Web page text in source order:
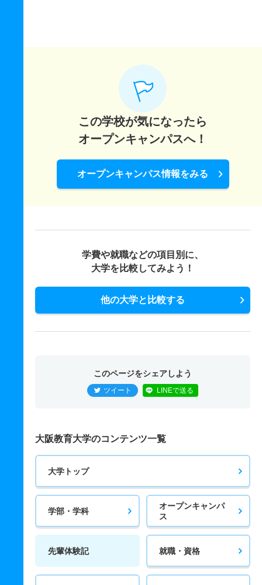
この学校が気になったら
オープンキャンパスへ！
オープンキャンパス情報をみる
学費や就職などの項目別に、
大学を比較してみよう！
他の大学と比較する
このページをシェアしよう
ツイート LINEで送る
大阪教育大学のコンテンツ一覧
大学トップ
学部・学科
オープンキャンパ
ス
先輩体験記 就職・資格